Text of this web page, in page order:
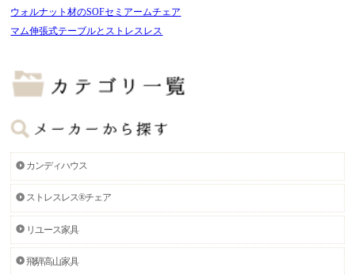
ウォルナット材のSOFセミアームチェア
マム伸張式テーブルとストレスレス
カンディハウス
ストレスレス®チェア
リユース家具
飛騨高山家具